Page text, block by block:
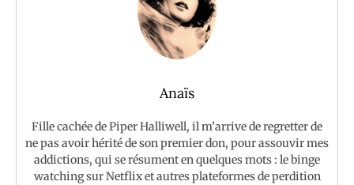
Anaïs
Fille cachée de Piper Halliwell, il m’arrive de regretter de
ne pas avoir hérité de son premier don, pour assouvir mes
addictions, qui se résument en quelques mots : le binge
watching sur Netflix et autres plateformes de perdition